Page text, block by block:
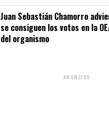
Juan Sebastián Chamorro
se consiguen los votos en la
del organismo
ANUNCIOS